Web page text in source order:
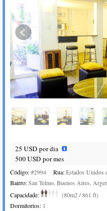
25 USD por dia
500 USD por mes
Código:#2994 Rua:Estados Unidos
Bairro:San Telmo, Buenos Aires,
Capacidade:
(80m2 / 861 ft)
Dormitorios: 1